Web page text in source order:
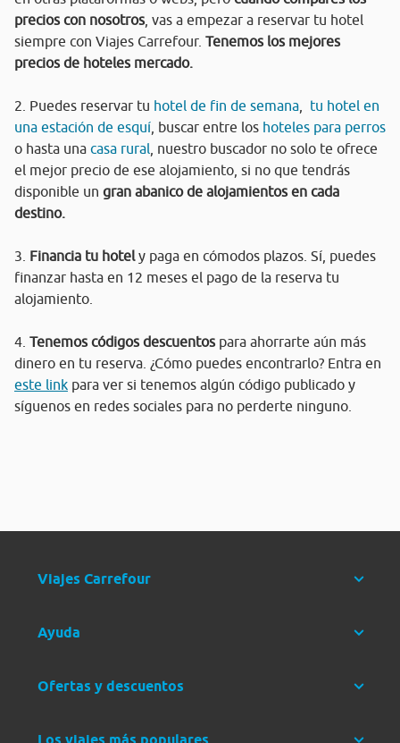
precios con nosotros, vas a empezar a reservar tu hotel
siempre con Viajes Carrefour. Tenemos los mejores
precios de hoteles mercado.
2. Puedes reservar tu hotel de fin de semana
tu hotel en
una estación de esquí , buscar entre los hoteles para perros
o hasta una casa rural , nuestro buscador no solo te ofrece
el mejor precio de ese alojamiento, si no que tendrás
disponible un gran abanico de alojamientos en cada
destino.
3. Financia tu hotely paga en cómodos plazos. Sí, puedes
finanzar hasta en 12 meses el pago de la reserva tu
alojamiento.
4. Tenemos códigos descuentos para ahorrarte aún más
dinero en tu reserva. ¿Cómo puedes encontrarlo? Entra en
este link para ver si tenemos algún código publicado y
síguenos en redes sociales para no perderte ninguno.
Viajes Carrefour
Ayuda
Ofertas y descuentos